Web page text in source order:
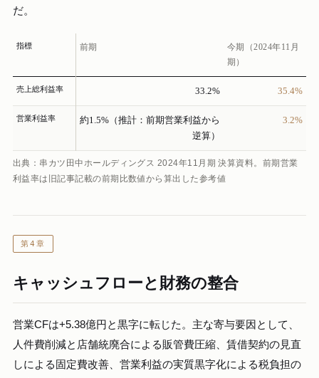
だ。
指標 前期
今期（2024年11月
期）
売上総利益率 33.2% 35.4%
営業利益率
約1.5%（推計：前期営業利益から
逆算）
3.2%
出典：串カツ田中ホールディングス 2024年11月期 決算資料。前期営業
利益率は旧記事記載の前期比数値から算出した参考値
第4章
キャッシュフローと財務の整合
営業CFは+5.38億円と黒字に転じた。主な寄与要因として、
人件費削減と店舗統廃合による販管費圧縮、賃借契約の見直
しによる固定費改善、営業利益の実質黒字化による税負担の